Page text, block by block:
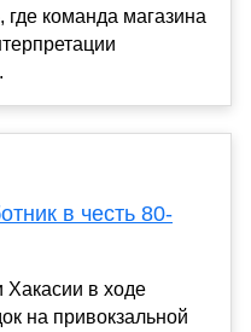
команда магазина
в честь 80-
Хакасии в ходе
на привокзальной